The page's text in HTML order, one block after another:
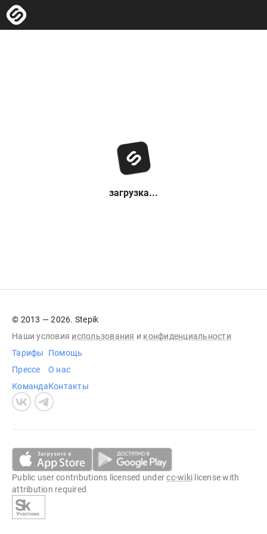
загрузка...
© 2013 — 2026. Stepik
Наши условия использования и конфиденциальности
Тарифы
Прессе
Команда
Помощь
О нас
Контакты
Public user contributions licensed undercc-wiki license with
attribution required